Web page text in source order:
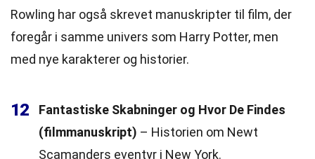
Rowling har også skrevet manuskripter til film, der
foregår i samme univers som Harry Potter, men
med nye karakterer og historier.
12
Fantastiske Skabninger og Hvor De Findes
(filmmanuskript) – Historien om Newt
Scamanders eventyr i New York.